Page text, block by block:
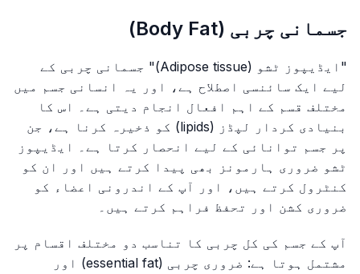
جسمانی چربی (Body Fat)
"ایڈیپوز ٹشو (Adipose tissue)" جسمانی چربی کے
لیے ایک سائنسی اصطلاح ہے، اور یہ انسانی جسم میں
مختلف قسم کے اہم افعال انجام دیتی ہے۔ اس کا
بنیادی کردار لپڈز (lipids) کو ذخیرہ کرنا ہے، جن
پر جسم توانائی کے لیے انحصار کرتا ہے۔ ایڈیپوز
ٹشو ضروری ہارمونز بھی پیدا کرتے ہیں اور ان کو
کنٹرول کرتے ہیں، اور آپ کے اندرونی اعضاء کو
ضروری کشن اور تحفظ فراہم کرتے ہیں۔
آپ کے جسم کی کل چربی کا تناسب دو مختلف اقسام پر
مشتمل ہوتا ہے: ضروری چربی (essential fat) اور